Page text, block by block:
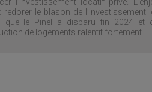
redorer le blason de l’investissement
que le Pinel a disparu fin 2024 et
de logements ralentit fortement.